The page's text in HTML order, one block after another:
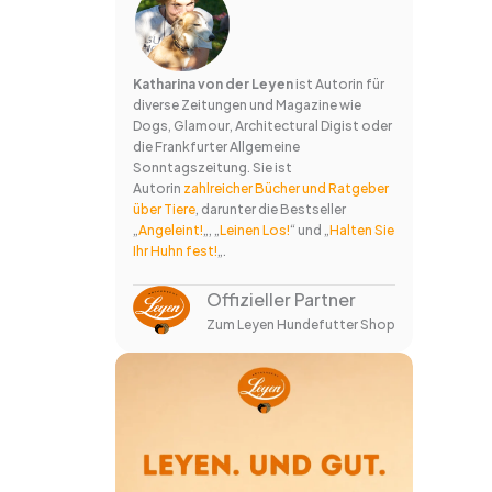
Katharina von der Leyen ist Autorin für
diverse Zeitungen und Magazine wie
Dogs, Glamour, Architectural Digist oder
die Frankfurter Allgemeine
Sonntagszeitung. Sie ist
Autorin zahlreicher Bücher und Ratgeber
über Tiere , darunter die Bestseller
„Angeleint! „, „Leinen Los!“ und „Halten Sie
Ihr Huhn fest!
Offizieller Partner
Zum Leyen Hundefutter Shop